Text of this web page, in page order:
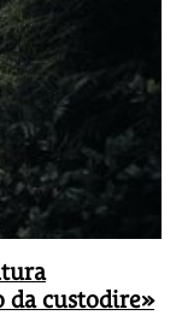
da custodire»